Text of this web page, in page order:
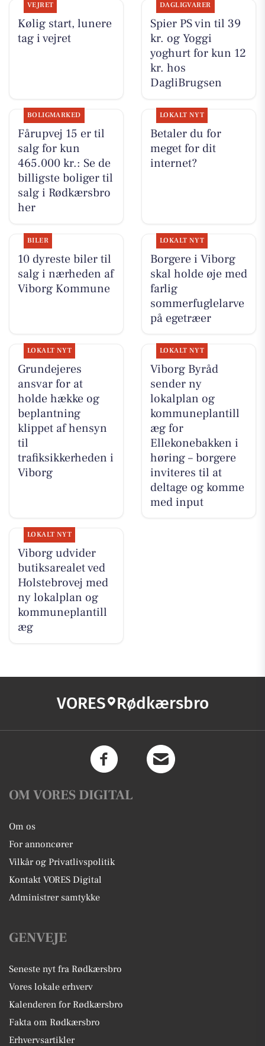
VEJRET
Kølig start, lunere
tag i vejret
DAGLIGVARER
Spier PS vin til 39
kr. og Yoggi
yoghurt for kun 12
kr. hos
DagliBrugsen
BOLIGMARKED
Fårupvej 15 er til
salg for kun
465.000 kr.: Se de
billigste boliger til
salg i Rødkærsbro
her
LOKALT NYT
Betaler du for
meget for dit
internet?
BILER
10 dyreste biler til
salg i nærheden af
Viborg Kommune
LOKALT NYT
Borgere i Viborg
skal holde øje med
farlig
sommerfuglelarve
på egetræer
LOKALT NYT
Grundejeres
ansvar for at
holde hække og
beplantning
klippet af hensyn
til
trafiksikkerheden i
Viborg
LOKALT NYT
Viborg Byråd
sender ny
lokalplan og
kommuneplantill
æg for
Ellekonebakken i
høring – borgere
inviteres til at
deltage og komme
med input
LOKALT NYT
Viborg udvider
butiksarealet ved
Holstebrovej med
ny lokalplan og
kommuneplantill
æg
VORES Rødkærsbro
OM VORES DIGITAL
Om os
For annoncører
Vilkår og Privatlivspolitik
Kontakt VORES Digital
Administrer samtykke
GENVEJE
Seneste nyt fra Rødkærsbro
Vores lokale erhverv
Kalenderen for Rødkærsbro
Fakta om Rødkærsbro
Erhvervsartikler